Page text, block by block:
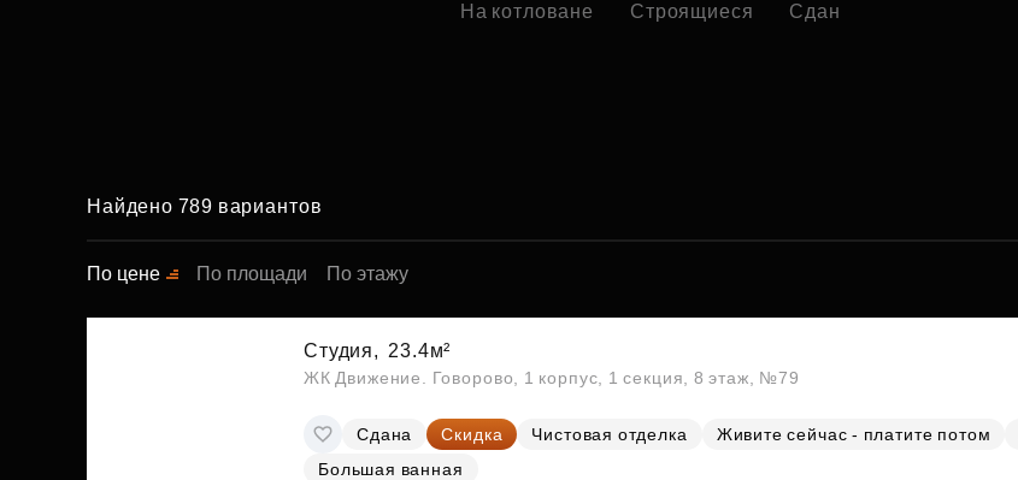
На котловане Строящиеся Сдан
Найдено 789 вариантов
По цене По площади По этажу
Студия, 23.4м²
ЖК Движение. Говорово, 1 корпус, 1 секция, 8 этаж, №79
Сдана Скидка Чистовая отделка Живите сейчас - платите потом
Большая ванная